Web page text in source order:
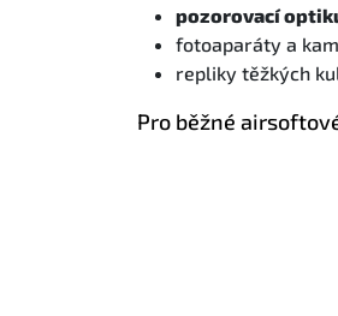
pozorovací
fotoaparáty a
repliky těžkých
Pro běžné